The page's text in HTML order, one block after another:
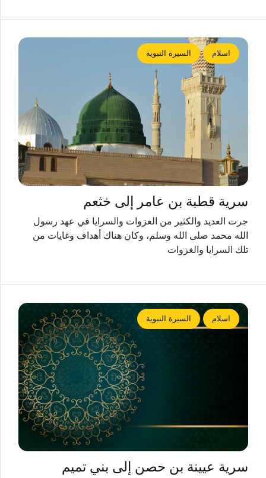
اسلام السيرة النبوية
سرية قطبة بن عامر إلى خثعم
جرت العديد والكثير من الغزوات والسرايا في عهد رسول
الله محمد صلى الله وسلم، وكان هناك أهداف وغايات من
تلك السرايا والغزوات
اسلام السيرة النبوية
سرية عيينة بن حصن إلى بني تميم